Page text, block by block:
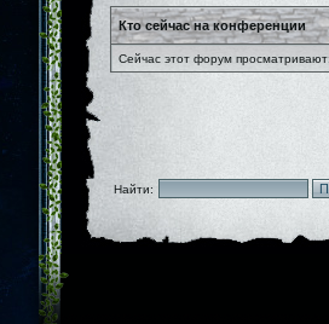
Кто сейчас на конференции
Сейчас этот форум
Найти: